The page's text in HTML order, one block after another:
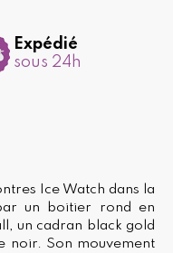
Expédié
sous 24h
Ice Watch dans la
un boitier rond en
un cadran black gold
noir. Son mouvement